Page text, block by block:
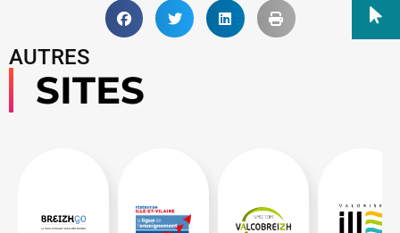
AUTRES
SITES